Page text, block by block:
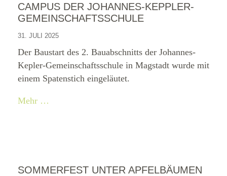
CAMPUS DER JOHANNES-KEPPLER-
GEMEINSCHAFTSSCHULE
31. JULI 2025
Der Baustart des 2. Bauabschnitts der Johannes-
Kepler-Gemeinschaftsschule in Magstadt wurde mit
einem Spatenstich eingeläutet.
Mehr …
SOMMERFEST UNTER APFELBÄUMEN